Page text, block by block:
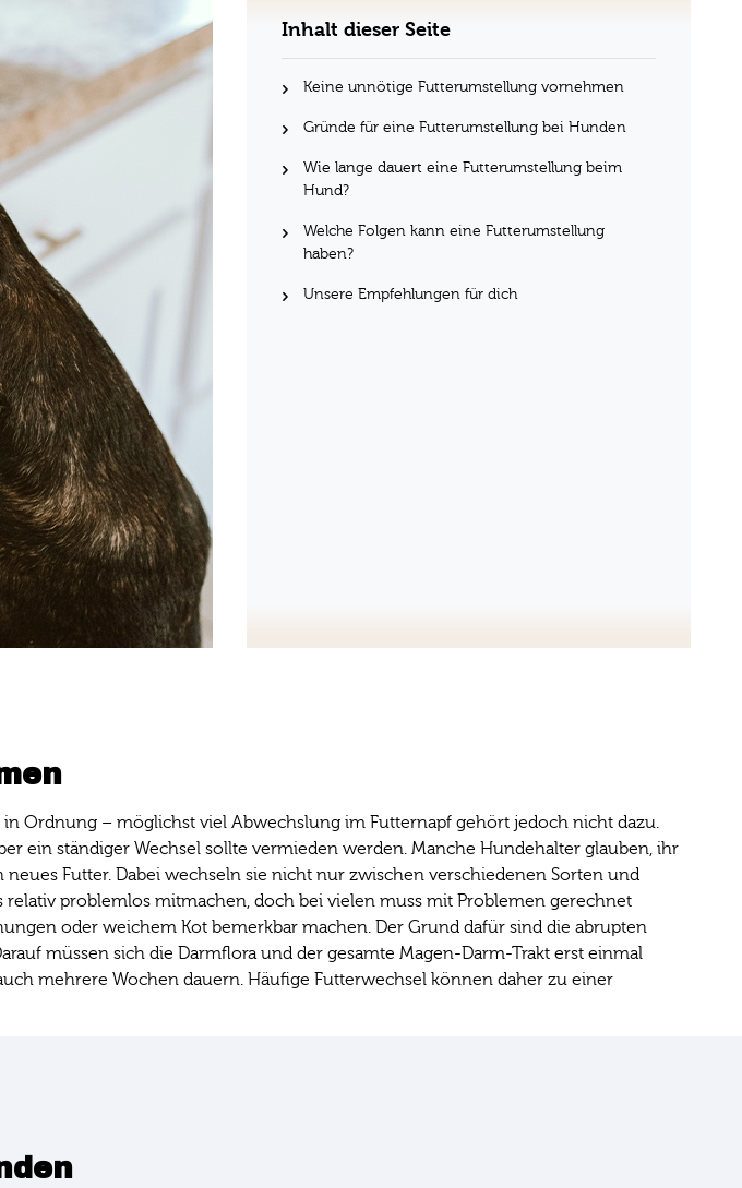
Inhalt dieser Seite
Keine unnötige Futterumstellung vornehmen
Gründe für eine Futterumstellung bei Hunden
Wie lange dauert eine Futterumstellung beim
Hund?
Welche Folgen kann eine Futterumstellung
haben?
Unsere Empfehlungen für dich
Ordnung – möglichst viel Abwechslung im Futternapf gehört jedoch nicht dazu.
ein ständiger Wechsel sollte vermieden werden. Manche Hundehalter glauben, ihr
Futter. Dabei wechseln sie nicht nur zwischen verschiedenen Sorten und
problemlos mitmachen, doch bei vielen muss mit Problemen gerechnet
oder weichem Kot bemerkbar machen. Der Grund dafür sind die abrupten
müssen sich die Darmflora und der gesamte Magen-Darm-Trakt erst einmal
mehrere Wochen dauern. Häufige Futterwechsel können daher zu einer